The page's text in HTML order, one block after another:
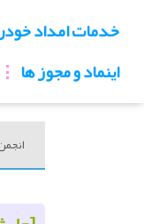
خدمات امداد
اینماد و مجوز ها